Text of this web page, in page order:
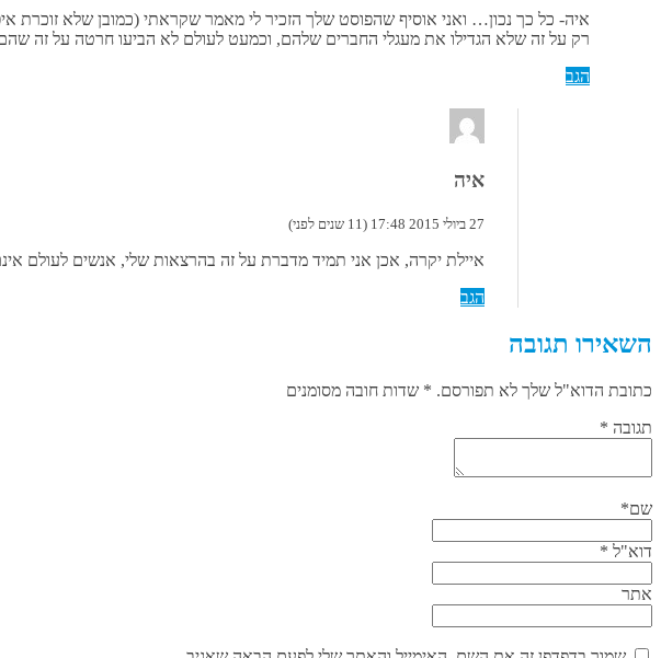
איה- כל כך נכון… ואני אוסיף שהפוסט שלך הזכיר לי מאמר שקראתי (כמובן שלא
רק על זה שלא הגדילו את מעגלי החברים שלהם, וכמעט לעולם לא הביעו חרטה על זה שהם
הגב
איה
27 ביולי 2015 17:48 (11 שנים לפני)
איילת יקרה, אכן אני תמיד מדברת על זה בהרצאות שלי, אנשים
הגב
השאירו תגובה
כתובת הדוא"ל שלך לא תפורסם. * שדות חובה מסומנים
תגובה *
שם*
דוא"ל *
אתר